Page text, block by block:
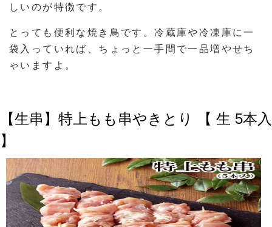
しいのが特徴です。
とっても便利な焼き鳥です。冷蔵庫や冷凍庫に一
袋入っていれば、ちょっと一手間で一品増やせち
ゃいますよ。
【生串】特上もも串やきとり 【 生 5本入
】